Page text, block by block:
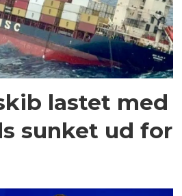
lastet med
sunket ud for